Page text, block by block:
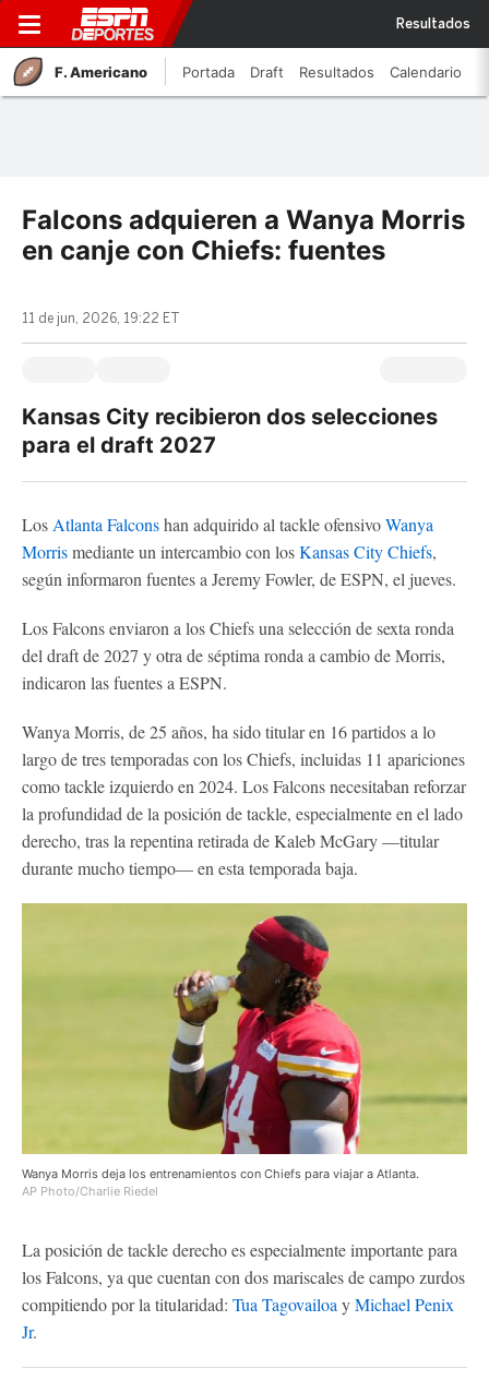
Resultados
F. Americano Portada Draft Resultados Calendario
Falcons adquieren a Wanya Morris
en canje con Chiefs: fuentes
11 de jun, 2026, 19:22 ET
Kansas City recibieron dos selecciones
para el draft 2027
Los Atlanta Falconshan adquirido al tackle ofensivoWanya
Morrismediante un intercambio con losKansas City Chiefs,
según informaron fuentes a Jeremy Fowler, de ESPN, el jueves.
Los Falcons enviaron a los Chiefs una selección de sexta ronda
del draft de 2027 y otra de séptima ronda a cambio de Morris,
indicaron las fuentes a ESPN.
Wanya Morris, de 25 años, ha sido titular en 16 partidos a lo
largo de tres temporadas con los Chiefs, incluidas 11 apariciones
como tackle izquierdo en 2024. Los Falcons necesitaban reforzar
la profundidad de la posición de tackle, especialmente en el lado
derecho, tras la repentina retirada de Kaleb McGary —titular
durante mucho tiempo— en esta temporada baja.
Wanya Morris deja los entrenamientos con Chiefs para viajar a Atlanta.
AP Photo/Charlie Riedel
La posición de tackle derecho es especialmente importante para
los Falcons, ya que cuentan con dos mariscales de campo zurdos
compitiendo por la titularidad: Tua Tagovailoa yMichael Penix
Jr.